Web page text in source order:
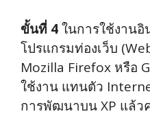
ขั้นที่ 4ในการใช้งานอิ
โปรแกรมท่องเว็บ
Mozilla Firefox หรือ
ใช้งาน แทนตัว
การพัฒนาบน XP แล้ว